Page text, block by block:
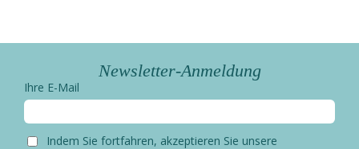
Newsletter-Anmeldung
Ihre E-Mail
Indem Sie fortfahren, akzeptieren Sie unsere